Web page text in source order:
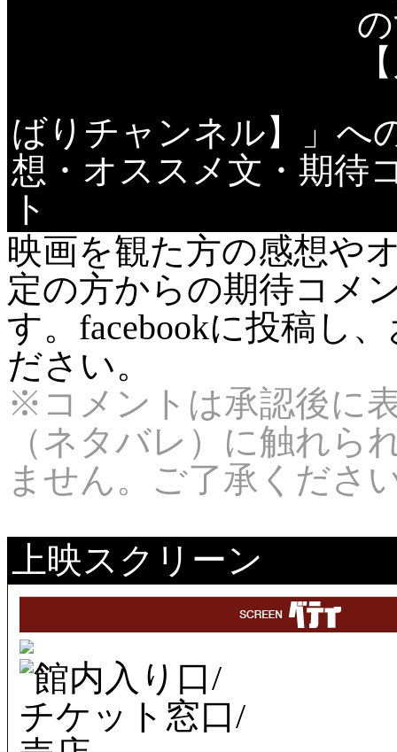
ばりチャンネル】」へ
想・オススメ文・期待
ト
映画を観た方の感想や
定の方からの期待コメ
す。facebookに投稿し
ださい。
※コメントは承認後に
（ネタバレ）に触れら
ません。ご了承くださ
上映スクリーン